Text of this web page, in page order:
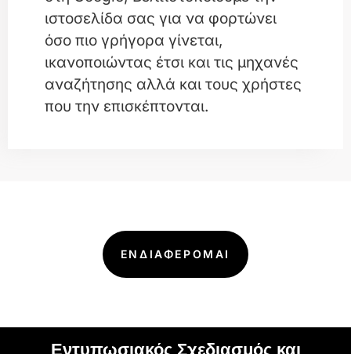
ιστοσελίδα σας για να φορτώνει
όσο πιο γρήγορα γίνεται,
ικανοποιώντας έτσι και τις μηχανές
αναζήτησης αλλά και τους χρήστες
που την επισκέπτονται.
ΕΝΔΙΑΦΕΡΟΜΑΙ
Εντυπωσιακός Σχεδιασμός και